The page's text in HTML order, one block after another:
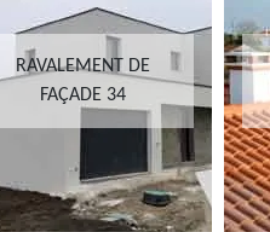
RAVALEMENT DE
FAÇADE 34